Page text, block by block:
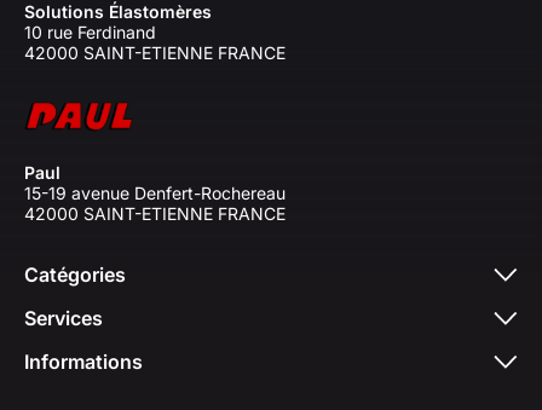
Solutions Élastomères
10 rue Ferdinand
42000 SAINT-ETIENNE FRANCE
Paul
15-19 avenue Denfert-Rochereau
42000 SAINT-ETIENNE FRANCE
Catégories
Services
Informations